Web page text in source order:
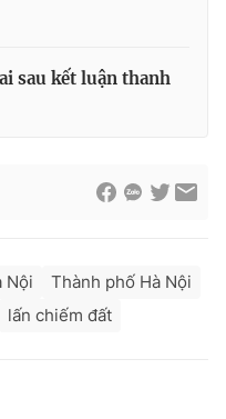
sau kết luận thanh
Nội
Thành phố Hà Nội
lấn chiếm đất